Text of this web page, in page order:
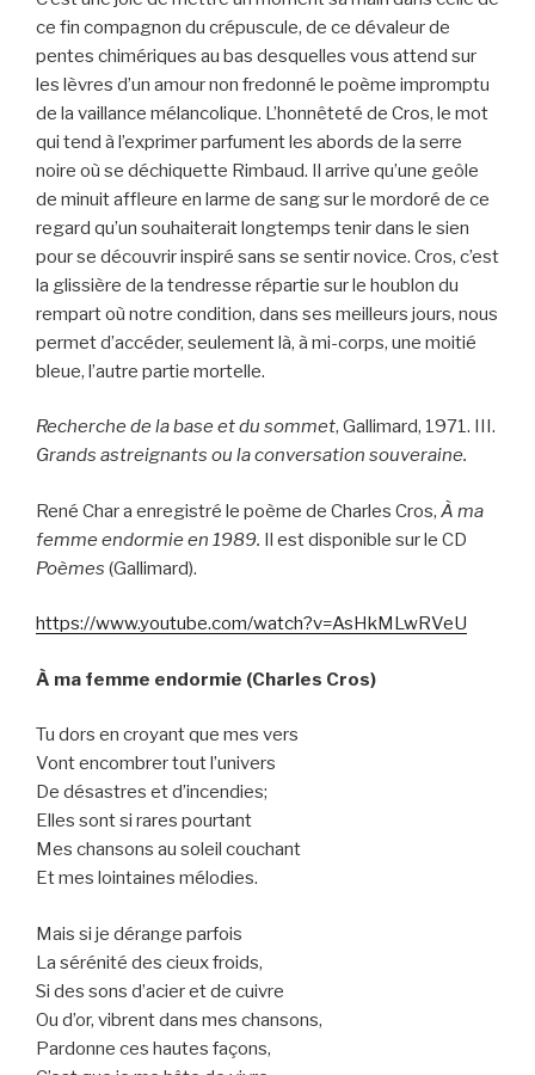
ce fin compagnon du crépuscule, de ce dévaleur de
pentes chimériques au bas desquelles vous attend sur
les lèvres d’un amour non fredonné le poème impromptu
de la vaillance mélancolique. L’honnêteté de Cros, le mot
qui tend à l’exprimer parfument les abords de la serre
noire où se déchiquette Rimbaud. Il arrive qu’une geôle
de minuit affleure en larme de sang sur le mordoré de ce
regard qu’un souhaiterait longtemps tenir dans le sien
pour se découvrir inspiré sans se sentir novice. Cros, c’est
la glissière de la tendresse répartie sur le houblon du
rempart où notre condition, dans ses meilleurs jours, nous
permet d’accéder, seulement là, à mi-corps, une moitié
bleue, l’autre partie mortelle.
Recherche de la base et du sommet, Gallimard, 1971. III.
Grands astreignants ou la conversation souveraine.
René Char a enregistré le poème de Charles Cros, À ma
femme endormie en 1989. Il est disponible sur le CD
Poèmes (Gallimard).
https://www.youtube.com/watch?v=AsHkMLwRVeU
À ma femme endormie (Charles Cros)
Tu dors en croyant que mes vers
Vont encombrer tout l’univers
De désastres et d’incendies;
Elles sont si rares pourtant
Mes chansons au soleil couchant
Et mes lointaines mélodies.
Mais si je dérange parfois
La sérénité des cieux froids,
Si des sons d’acier et de cuivre
Ou d’or, vibrent dans mes chansons,
Pardonne ces hautes façons,